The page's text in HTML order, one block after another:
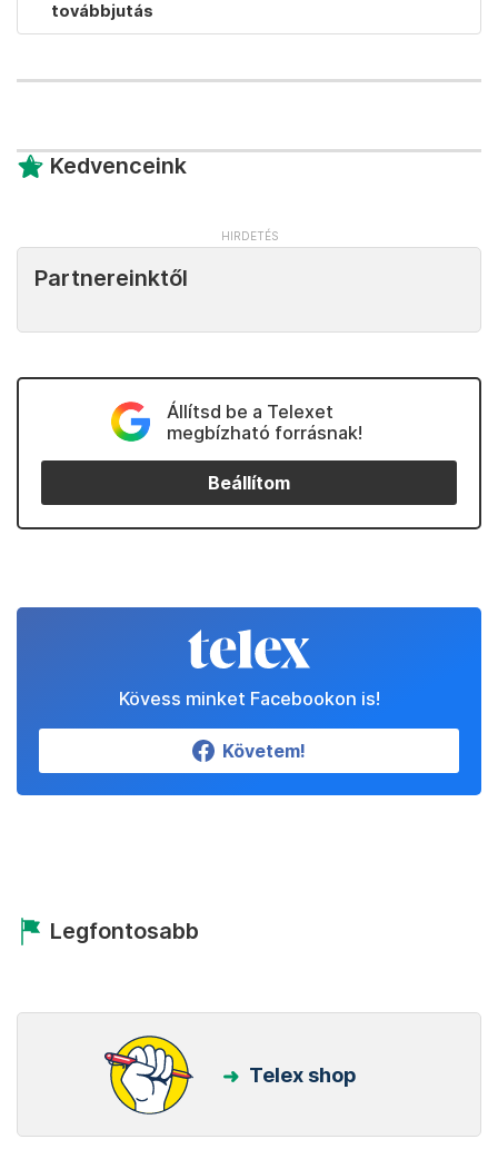
továbbjutás
Kedvenceink
Partnereinktől
Állítsd be a Telexet
megbízható forrásnak!
Beállítom
Kövess minket Facebookon is!
Követem!
Legfontosabb
Telex shop